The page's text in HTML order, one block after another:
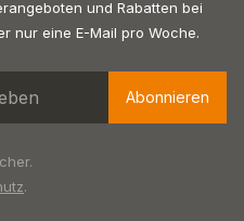
und Rabatten bei
nur eine E-Mail pro Woche.
Abonnieren
.